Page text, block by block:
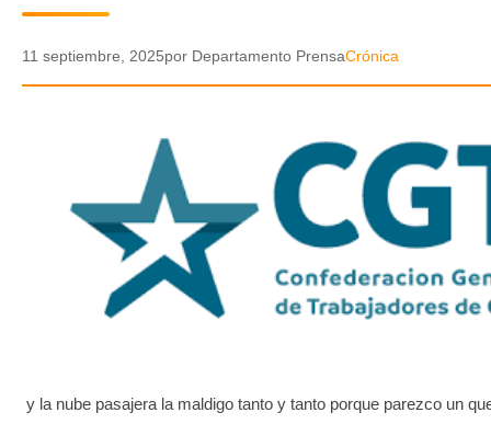
POLICIAL
POLÍTICA
AUDIOS
VIDEOS
GALERIA DE FOTOS
TRANSPARENCIA
11 septiembre, 2025por Departamento PrensaCrónica
y la nube pasajera la maldigo tanto y tanto porque parezco un